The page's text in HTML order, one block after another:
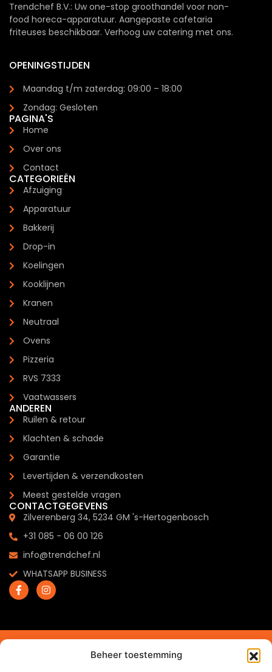
Beheer toestemming
Trendchef B.V.: Uw one-stop groothandel voor non-
food horeca-apparatuur. Aangepaste cafetaria
friteuses beschikbaar. Verhoog uw catering met ons.
OPENINGSTIJDEN
Maandag t/m zaterdag: 09:00 – 18:00
Zondag: Gesloten
PAGINA'S
Home
Over ons
Contact
CATEGORIEËN
Afzuiging
Apparatuur
Bakkerij
Drop-in
Koelingen
Kooklijnen
Kranen
Neutraal
Ovens
Pizzeria
RVS 7333
Vaatwassers
ANDEREN
Ruilen & retour
Klachten & schade
Garantie
Levertijden & verzendkosten
Meest gestelde vragen
CONTACTGEGEVENS
Zilverenberg 34, 5234 GM 's-Hertogenbosch
+31 085 - 06 00 126
info@trendchef.nl
WHATSAPP BUSINESS
Website gemaakt doorArkdesign.nl